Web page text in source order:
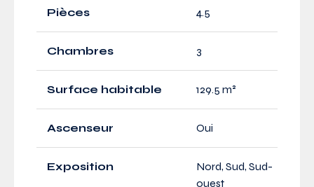
Pièces 4.5
Chambres 3
Surface habitable 129.5 m²
Ascenseur Oui
Exposition
Nord, Sud, Sud-
ouest